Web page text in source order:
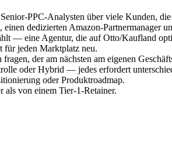
PPC-Analysten über viele Kunden,
dedizierten Amazon-Partnermanager
— eine Agentur, die auf Otto/Kaufland
für jeden Marktplatz neu.
der am nächsten am eigenen
oder Hybrid — jedes erfordert
oder Produktroadmap.
als von einem Tier-1-Retainer.